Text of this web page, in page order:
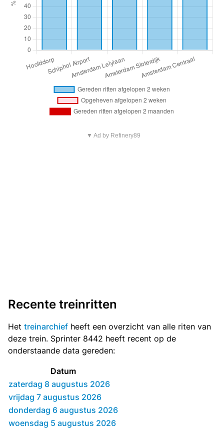
▼ Ad by Refinery89
Recente treinritten
Het treinarchief heeft een overzicht van alle riten van
deze trein. Sprinter 8442 heeft recent op de
onderstaande data gereden:
Datum
zaterdag 8 augustus 2026
vrijdag 7 augustus 2026
donderdag 6 augustus 2026
woensdag 5 augustus 2026